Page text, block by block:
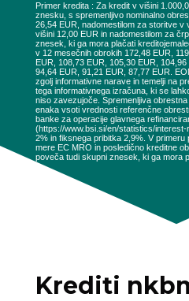
Primer kredita : Za kredit v višini
znesku, s spremenljivo nominalno
26,54 EUR, nadomestilom za storitve v
višini 12,00 EUR in nadomestilom za
znesek, ki ga mora plačati
v 12 mesečnih obrokih 172,48 EUR,
EUR, 108,73 EUR, 105,30 EUR,
94,64 EUR, 91,21 EUR, 87,77 EUR.
zgolj informativne narave in temelji na
tega informativnega izračuna, ki se
niso zavezujoče. Spremenljiva
enaka vsoti vrednosti referenčne
banke za operacije glavnega
(https://www.bsi.si/en/statistics/
2% in fiksnega pribitka 2,9%. V
mere EC MRO in posledično kreditne
poveča tudi skupni znesek, ki ga mora
Krediti